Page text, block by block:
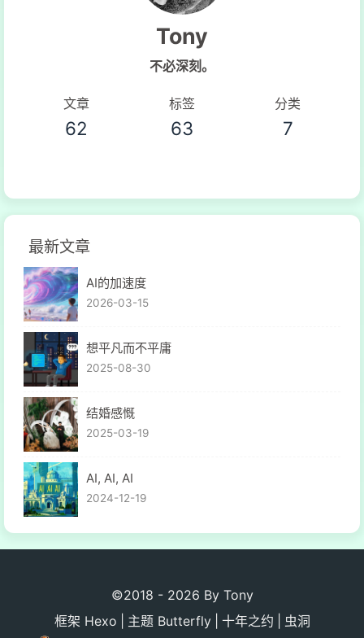
Tony
不必深刻。
文章
62
标签
63
分类
7
最新文章
AI的加速度
2026-03-15
想平凡而不平庸
2025-08-30
结婚感慨
2025-03-19
AI, AI, AI
2024-12-19
©2018 - 2026 By Tony
框架 Hexo 主题 Butterfly 十年之约 虫洞